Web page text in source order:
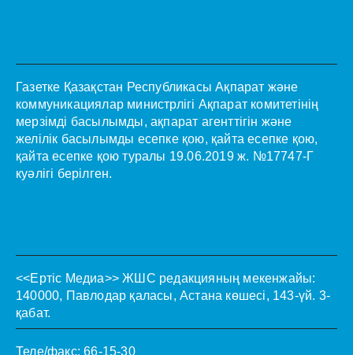
Газетке Қазақстан Республикасы Ақпарат және
коммуникациялар министрлігі Ақпарат комитетінің
мерзімді басылымды, ақпарат агенттігін және
желілік басылымды есепке қою, қайта есепке қою,
қайта есепке қою туралы 19.06.2019 ж. №17747-Г
куәлігі берілген.
<<Ертіс Медиа>> ЖШС редакцияның мекенжайы:
140000, Павлодар қаласы, Астана көшесі, 143-үй. 3-
қабат.
Теле/факс: 66-15-30